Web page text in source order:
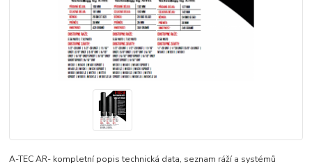
A-TEC AR- kompletní popis technická data, seznam ráží a systémů